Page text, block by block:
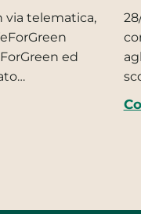
via telematica,
ed